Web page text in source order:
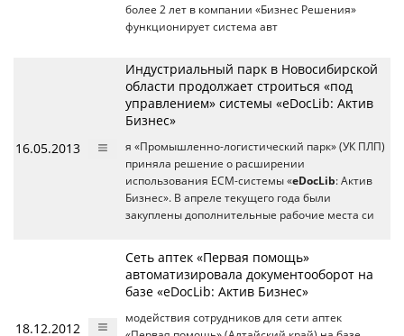
более 2 лет в компании «Бизнес Решения»
функционирует система авт
16.05.2013
Индустриальный парк в Новосибирской
области продолжает строиться «под
управлением» системы «eDocLib: Актив
Бизнес»
я «Промышленно-логистический парк» (УК ПЛП)
приняла решение о расширении
использования ECM-системы «eDocLib: Актив
Бизнес». В апреле текущего года были
закуплены дополнительные рабочие места си
18.12.2012
Сеть аптек «Первая помощь»
автоматизировала документооборот на
базе «eDocLib: Актив Бизнес»
модействия сотрудников для сети аптек